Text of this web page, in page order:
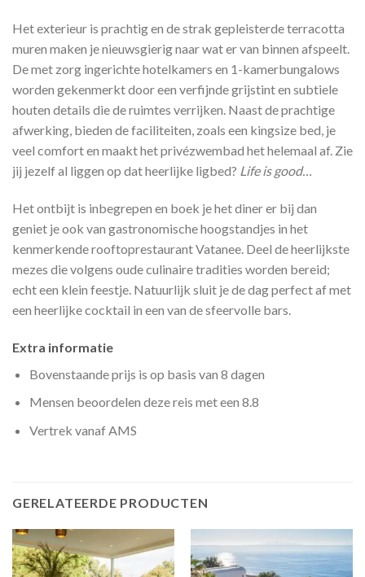
Het exterieur is prachtig en de strak gepleisterde terracotta
muren maken je nieuwsgierig naar wat er van binnen afspeelt.
De met zorg ingerichte hotelkamers en 1-kamerbungalows
worden gekenmerkt door een verfijnde grijstint en subtiele
houten details die de ruimtes verrijken. Naast de prachtige
afwerking, bieden de faciliteiten, zoals een kingsize bed, je
veel comfort en maakt het privézwembad het helemaal af. Zie
jij jezelf al liggen op dat heerlijke ligbed? Life is good…
Het ontbijt is inbegrepen en boek je het diner er bij dan
geniet je ook van gastronomische hoogstandjes in het
kenmerkende rooftoprestaurant Vatanee. Deel de heerlijkste
mezes die volgens oude culinaire tradities worden bereid;
echt een klein feestje. Natuurlijk sluit je de dag perfect af met
een heerlijke cocktail in een van de sfeervolle bars.
Extra informatie
Bovenstaande prijs is op basis van 8 dagen
Mensen beoordelen deze reis met een 8.8
Vertrek vanaf AMS
GERELATEERDE PRODUCTEN